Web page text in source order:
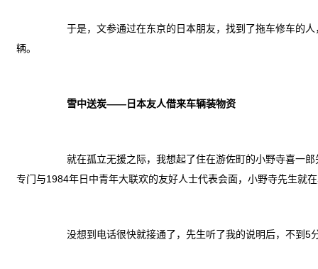
于是，文参通过在东京的日本朋友，找到了拖车修车的
辆。
雪中送炭——日本友人借来车辆装物资
就在孤立无援之际，我想起了住在游佐町的小野寺喜一
专门与1984年日中青年大联欢的友好人士代表会面，小野寺先生就
没想到电话很快就接通了，先生听了我的说明后，不到